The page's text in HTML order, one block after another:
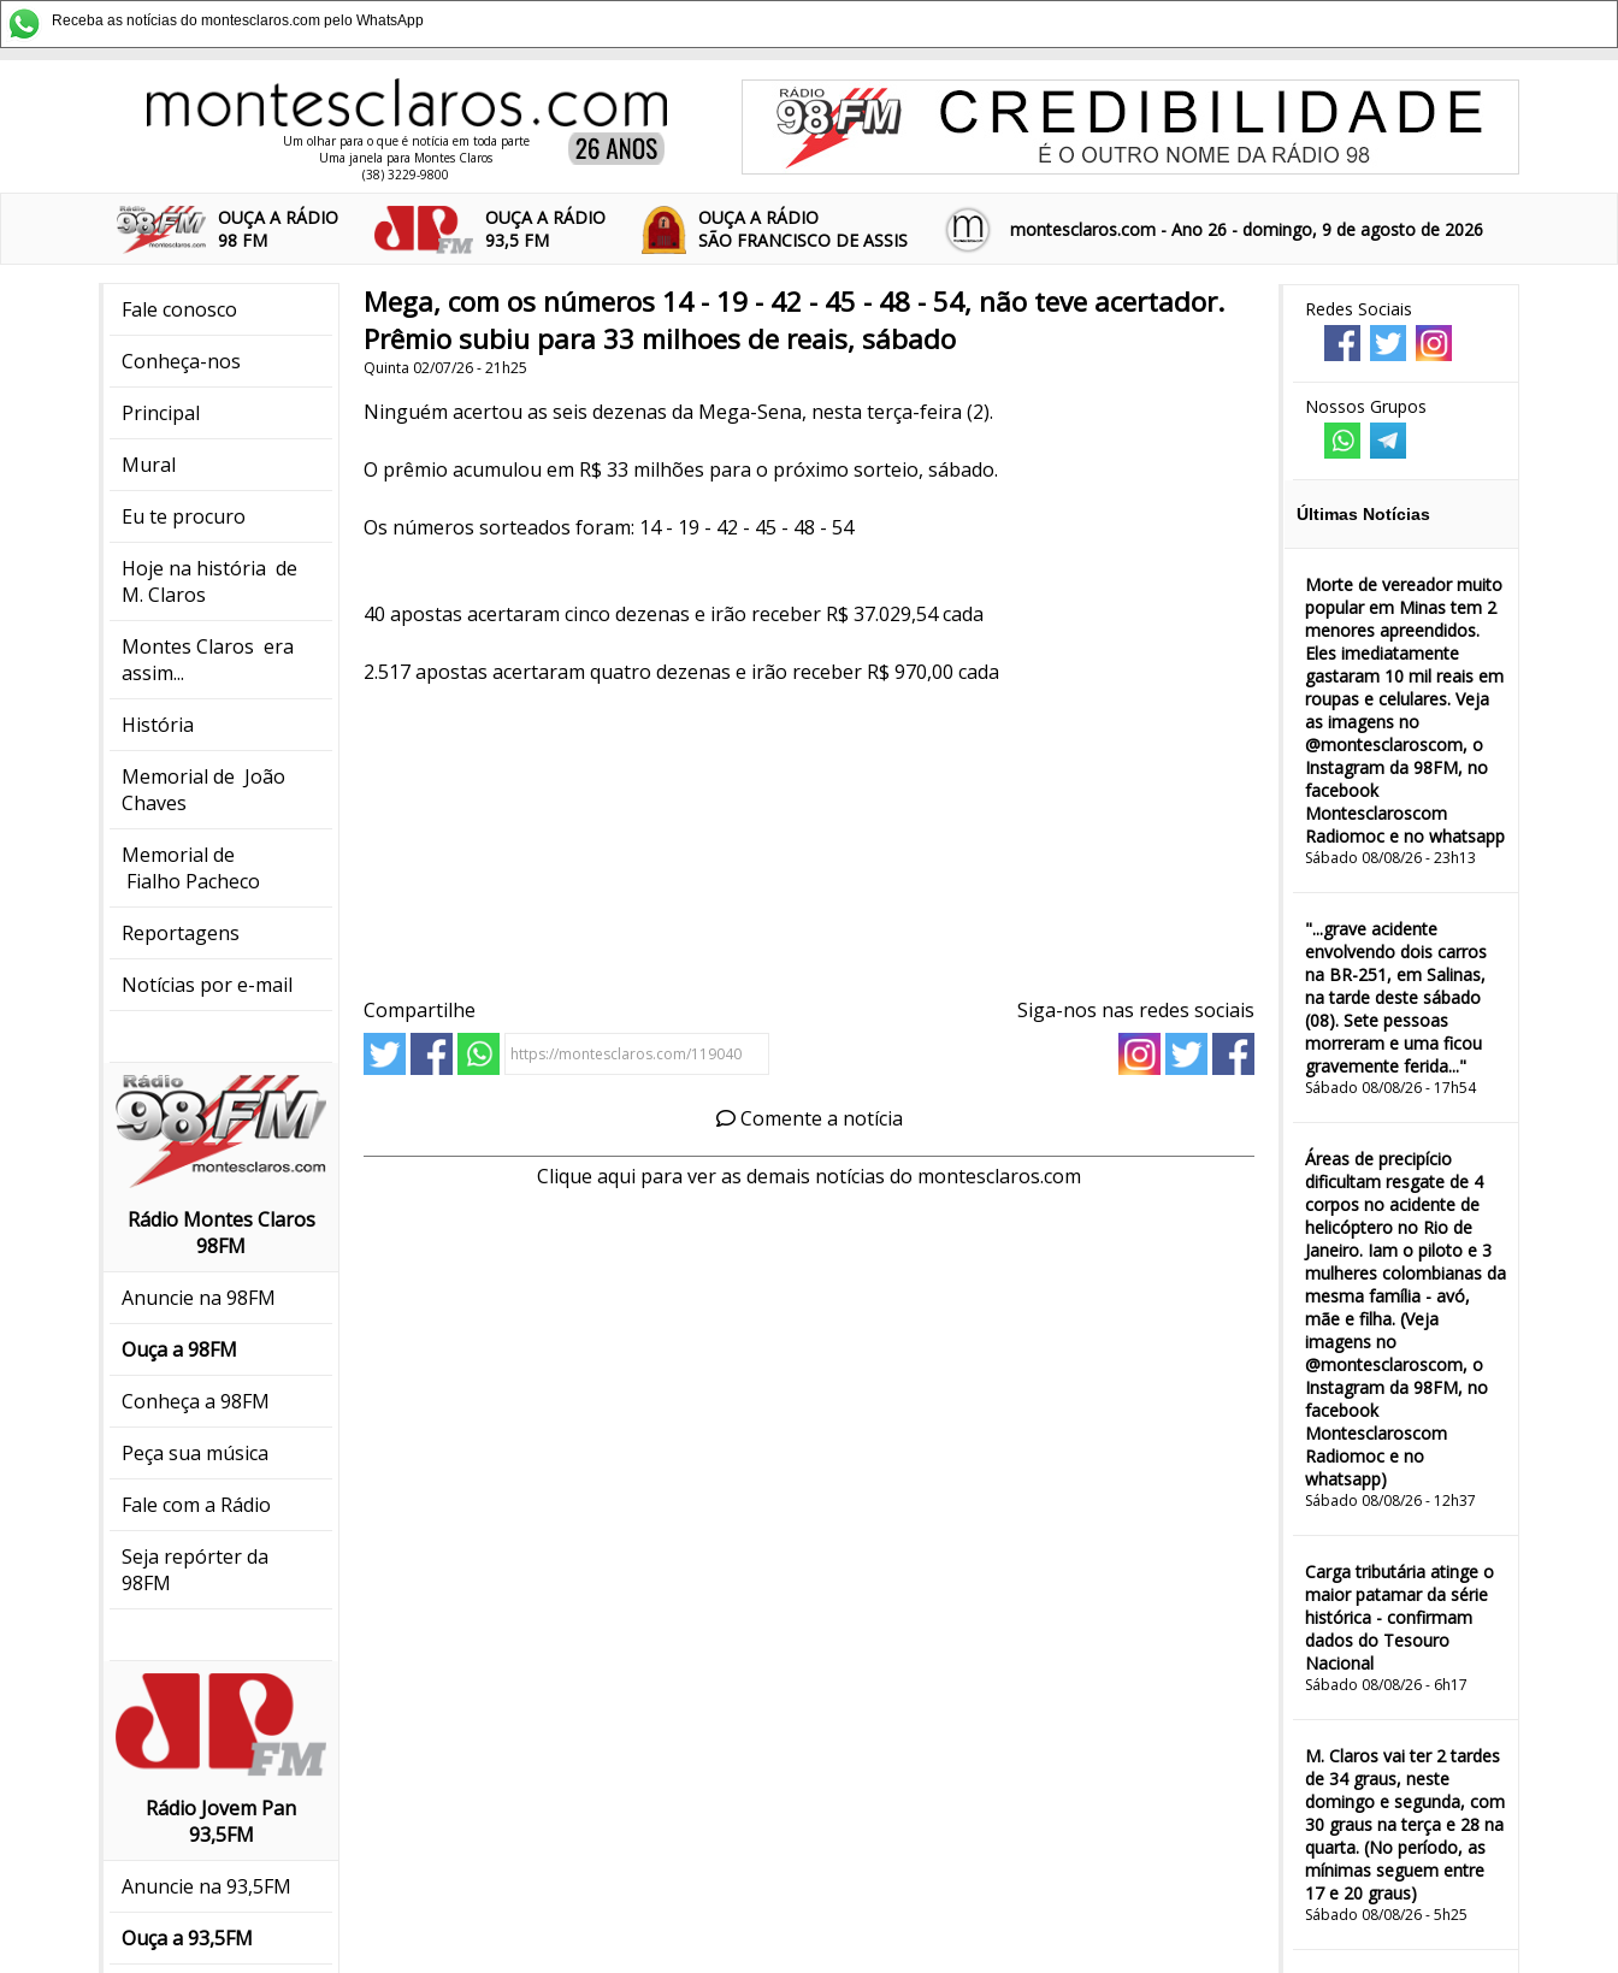
Receba as notícias do montesclaros.com pelo WhatsApp
Um olhar para o que é notícia em toda parte
Uma janela para Montes Claros
(38) 3229-9800
OUÇA A RÁDIO
98 FM
OUÇA A RÁDIO
93,5 FM
OUÇA A RÁDIO
SÃO FRANCISCO DE ASSIS
montesclaros.com - Ano 26 - domingo, 9 de agosto de 2026
Fale conosco
Conheça-nos
Principal
Mural
Eu te procuro
Hoje na história de
M. Claros
Montes Claros era
assim...
História
Memorial de João
Chaves
Memorial de
Fialho Pacheco
Reportagens
Notícias por e-mail
Rádio Montes Claros
98FM
Anuncie na 98FM
Ouça a 98FM
Conheça a 98FM
Peça sua música
Fale com a Rádio
Seja repórter da
98FM
Rádio Jovem Pan
93,5FM
Anuncie na 93,5FM
Ouça a 93,5FM
Redes Sociais
Nossos Grupos
Últimas Notícias
Morte de vereador muito
popular em Minas tem 2
menores apreendidos.
Eles imediatamente
gastaram 10 mil reais em
roupas e celulares. Veja
as imagens no
@montesclaroscom, o
Instagram da 98FM, no
facebook
Montesclaroscom
Radiomoc e no whatsapp
Sábado 08/08/26 - 23h13
"...grave acidente
envolvendo dois carros
na BR-251, em Salinas,
na tarde deste sábado
(08). Sete pessoas
morreram e uma ficou
gravemente ferida..."
Sábado 08/08/26 - 17h54
Áreas de precipício
dificultam resgate de 4
corpos no acidente de
helicóptero no Rio de
Janeiro. Iam o piloto e 3
mulheres colombianas da
mesma família - avó,
mãe e filha. (Veja
imagens no
@montesclaroscom, o
Instagram da 98FM, no
facebook
Montesclaroscom
Radiomoc e no
whatsapp)
Sábado 08/08/26 - 12h37
Carga tributária atinge o
maior patamar da série
histórica - confirmam
dados do Tesouro
Nacional
Sábado 08/08/26 - 6h17
M. Claros vai ter 2 tardes
de 34 graus, neste
domingo e segunda, com
30 graus na terça e 28 na
quarta. (No período, as
mínimas seguem entre
17 e 20 graus)
Sábado 08/08/26 - 5h25
Mega, com os números 14 - 19 - 42 - 45 - 48 - 54, não teve acertador.
Prêmio subiu para 33 milhoes de reais, sábado
Quinta 02/07/26 - 21h25
Ninguém acertou as seis dezenas da Mega-Sena, nesta terça-feira (2).
O prêmio acumulou em R$ 33 milhões para o próximo sorteio, sábado.
Os números sorteados foram: 14 - 19 - 42 - 45 - 48 - 54
40 apostas acertaram cinco dezenas e irão receber R$ 37.029,54 cada
2.517 apostas acertaram quatro dezenas e irão receber R$ 970,00 cada
Compartilhe Siga-nos nas redes sociais
Comente a notícia
Clique aqui para ver as demais notícias do montesclaros.com